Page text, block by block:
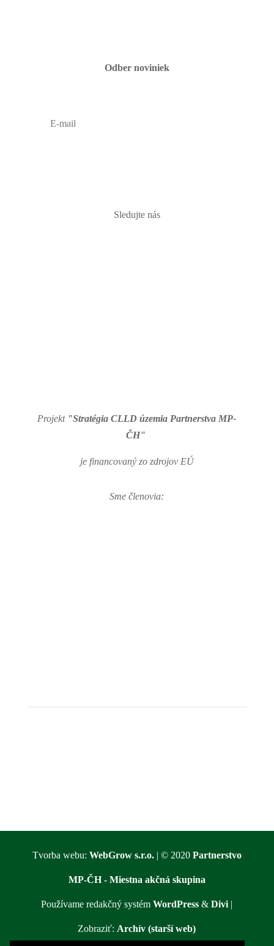
Odber noviniek
Sledujte nás
Projekt "Stratégia CLLD územia Partnerstva MP-
ČH"
je financovaný zo zdrojov EÚ
Sme členovia:
Tvorba webu: WebGrow s.r.o.| © 2020 Partnerstvo
MP-ČH - Miestna akčná skupina
Používame redakčný systémWordPress &Divi |
Zobraziť: Archív (starší web)